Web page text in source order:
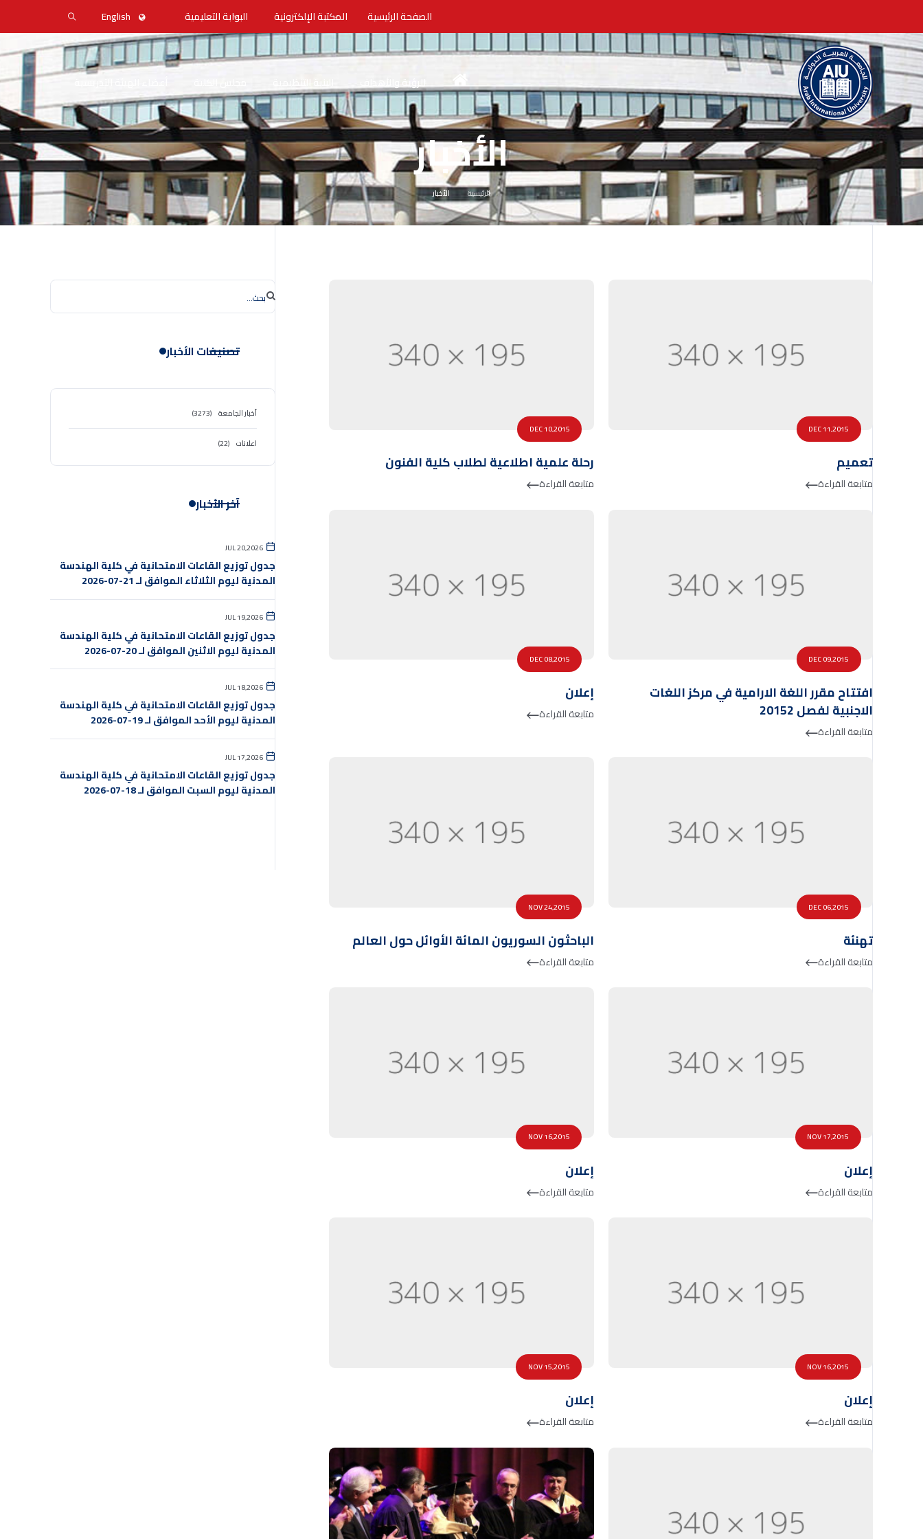
الصفحة الرئيسية المكتبة الإلكترونية البوابة التعليمية English
الرؤية والأهداف البنية التنظيمية
الأخبار
الرئيسية الأخبار
DEC 11,2015
تعميم
متابعة القراءة
DEC 10,2015
رحلة علمية اطلاعية لطلاب كلية الفنون
متابعة القراءة
DEC 09,2015
افتتاح مقرر اللغة الارامية في مركز اللغات
الاجنبية لفصل 20152
متابعة القراءة
DEC 08,2015
إعلان
متابعة القراءة
DEC 06,2015
تهنئة
متابعة القراءة
NOV 24,2015
الباحثون السوريون المائة الأوائل حول العالم
متابعة القراءة
NOV 17,2015
إعلان
متابعة القراءة
NOV 16,2015
إعلان
متابعة القراءة
NOV 16,2015
إعلان
متابعة القراءة
NOV 15,2015
إعلان
متابعة القراءة
تصنيفات الأخبار
أخبار الجامعة (3273)
اعلانات (22)
آخر الأخبار
JUL 20,2026
جدول توزيع القاعات الامتحانية في كلية الهندسة
المدنية ليوم الثلاثاء الموافق لـ 21-07-2026
JUL 19,2026
جدول توزيع القاعات الامتحانية في كلية الهندسة
المدنية ليوم الاثنين الموافق لـ 20-07-2026
JUL 18,2026
جدول توزيع القاعات الامتحانية في كلية الهندسة
المدنية ليوم الأحد الموافق لـ 19-07-2026
JUL 17,2026
جدول توزيع القاعات الامتحانية في كلية الهندسة
المدنية ليوم السبت الموافق لـ 18-07-2026